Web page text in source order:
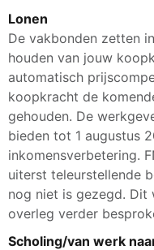
Lonen
De vakbonden zetten
houden van jouw
automatisch
koopkracht de
gehouden. De
bieden tot 1 augustus
inkomensverbetering.
uiterst teleurstellende
nog niet is gezegd.
overleg verder
Scholing/van werk